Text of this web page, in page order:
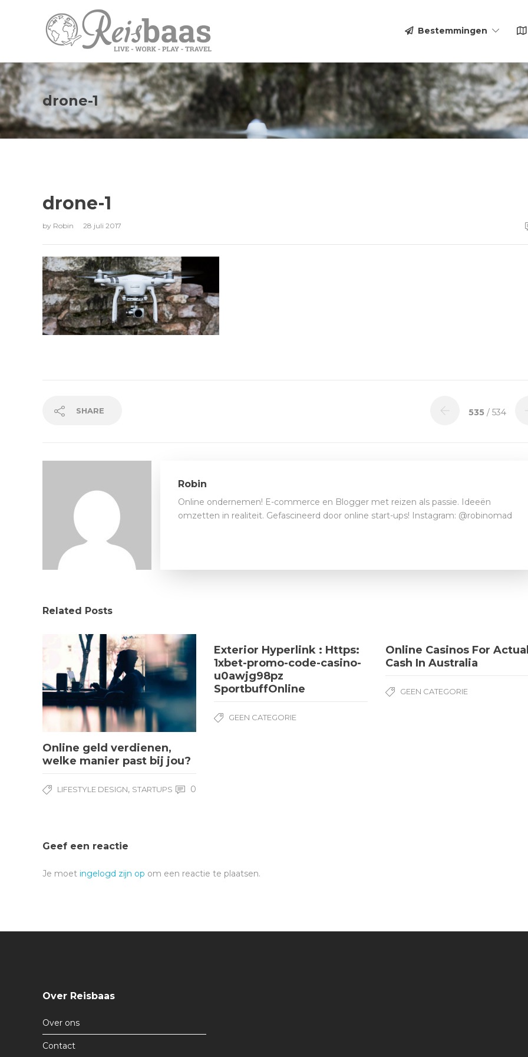
Bestemmingen
drone-1
drone-1
by Robin 28 juli 2017
SHARE 535 / 534
Robin
Online ondernemen! E-commerce en Blogger met reizen als passie. Ideeën
omzetten in realiteit. Gefascineerd door online start-ups! Instagram: @robinomad
Related Posts
Online geld verdienen,
welke manier past bij jou?
LIFESTYLE DESIGN, STARTUPS 0
Exterior Hyperlink : Https:
1xbet-promo-code-casino-
u0awjg98pz
SportbuffOnline
GEEN CATEGORIE
Online Casinos For
Cash In Australia
GEEN CATEGORIE
Geef een reactie
Je moet ingelogd zijn op om een reactie te plaatsen.
Over Reisbaas
Over ons
Contact